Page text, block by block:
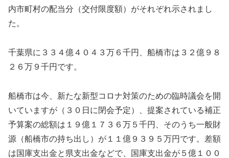
内市町村の配当分（交付限度額）がそれぞれ示されまし
た。
千葉県に３３４億４０４３万６千円、船橋市は３２億９８
２６万９千円です。
船橋市は今、新たな新型コロナ対策のための臨時議会を開
いていますが（３０日に閉会予定）、提案されている補正
予算案の総額は１９億１７３６万５千円、そのうち一般財
源（船橋市の持ち出し）が１１億９３９５万円です。差額
は国庫支出金と県支出金などで、国庫支出金が５億１００